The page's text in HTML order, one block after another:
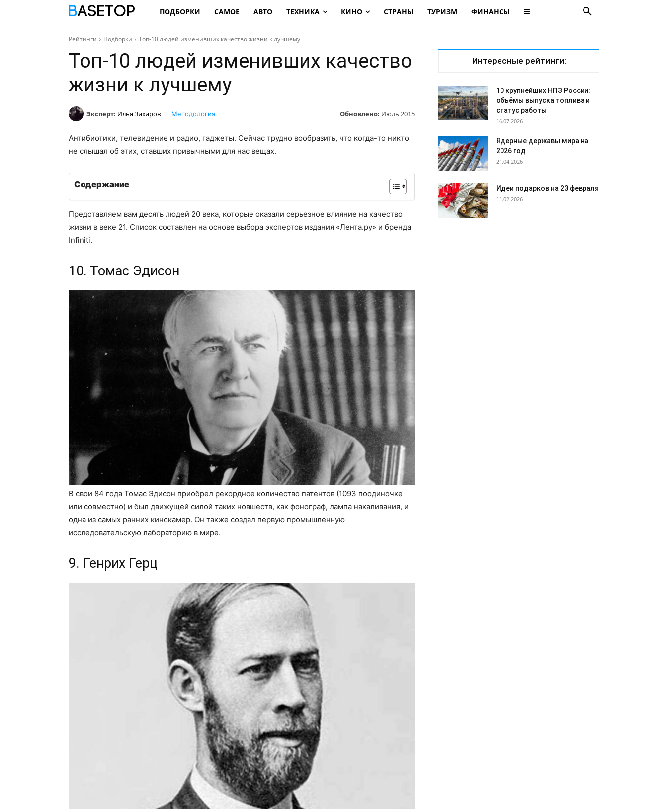
ПОДБОРКИ САМОЕ АВТО ТЕХНИКА КИНО СТРАНЫ ТУРИЗМ ФИНАНСЫ
Рейтинги Подборки Топ-10 людей изменивших качество жизни к лучшему
Топ-10 людей изменивших качество
жизни к лучшему
Эксперт: Илья Захаров Обновлено: Июль 2015
Методология
Антибиотики, телевидение и радио, гаджеты. Сейчас трудно вообразить, что когда-то никто
не слышал об этих, ставших привычными для нас вещах.
Содержание
Представляем вам десять людей 20 века, которые оказали серьезное влияние на качество
жизни в веке 21. Список составлен на основе выбора экспертов издания «Лента.ру» и бренда
Infiniti.
10. Томас Эдисон
В свои 84 года Томас Эдисон приобрел рекордное количество патентов (1093 поодиночке
или совместно) и был движущей силой таких новшеств, как фонограф, лампа накаливания, и
одна из самых ранних кинокамер. Он также создал первую промышленную
исследовательскую лабораторию в мире.
9. Генрих Герц
Интересные рейтинги:
10 крупнейших НПЗ России:
объёмы выпуска топлива и
статус работы
16.07.2026
Ядерные державы мира на
2026 год
21.04.2026
Идеи подарков на 23 февраля
11.02.2026